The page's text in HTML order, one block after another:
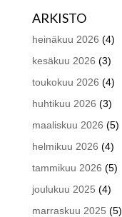
ARKISTO
heinäkuu 2026 (4)
kesäkuu 2026 (3)
toukokuu 2026 (4)
huhtikuu 2026 (3)
maaliskuu 2026 (5)
helmikuu 2026 (4)
tammikuu 2026 (5)
joulukuu 2025 (4)
marraskuu 2025 (5)